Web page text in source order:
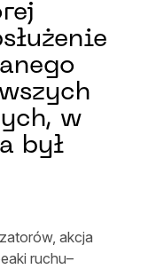
w
był
akcja
ruchu–